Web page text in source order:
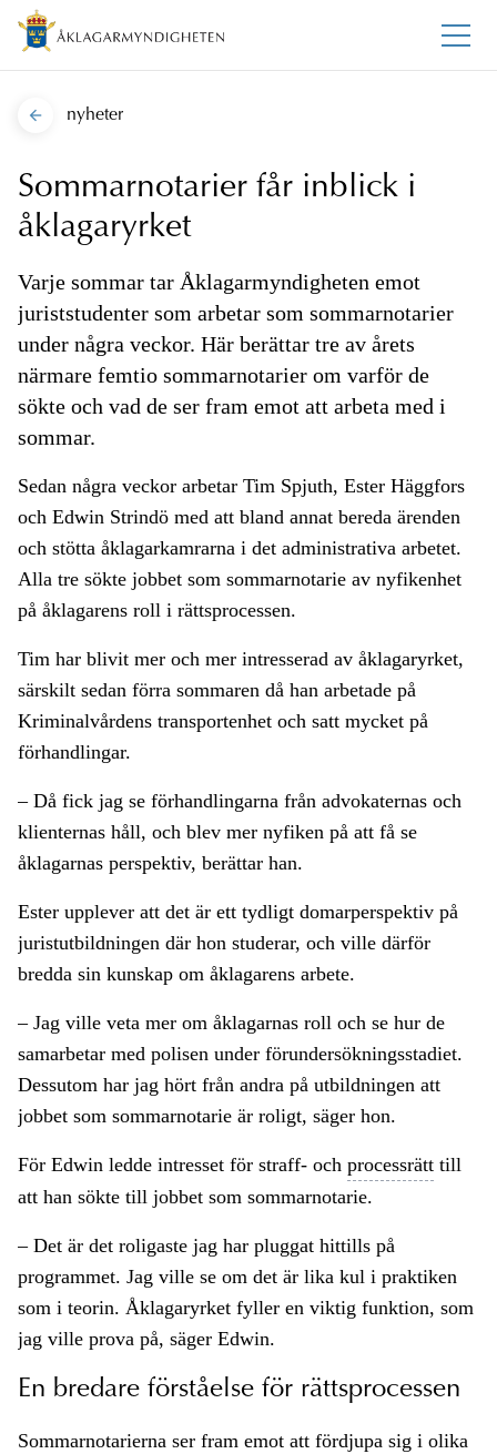
nyheter
Sommarnotarier får inblick i
åklagaryrket
Varje sommar tar Åklagarmyndigheten emot
juriststudenter som arbetar som sommarnotarier
under några veckor. Här berättar tre av årets
närmare femtio sommarnotarier om varför de
sökte och vad de ser fram emot att arbeta med i
sommar.
Sedan några veckor arbetar Tim Spjuth, Ester Häggfors
och Edwin Strindö med att bland annat bereda ärenden
och stötta åklagarkamrarna i det administrativa arbetet.
Alla tre sökte jobbet som sommarnotarie av nyfikenhet
på åklagarens roll i rättsprocessen.
Tim har blivit mer och mer intresserad av åklagaryrket,
särskilt sedan förra sommaren då han arbetade på
Kriminalvårdens transportenhet och satt mycket på
förhandlingar.
– Då fick jag se förhandlingarna från advokaternas och
klienternas håll, och blev mer nyfiken på att få se
åklagarnas perspektiv, berättar han.
Ester upplever att det är ett tydligt domarperspektiv på
juristutbildningen där hon studerar, och ville därför
bredda sin kunskap om åklagarens arbete.
– Jag ville veta mer om åklagarnas roll och se hur de
samarbetar med polisen under förundersökningsstadiet.
Dessutom har jag hört från andra på utbildningen att
jobbet som sommarnotarie är roligt, säger hon.
För Edwin ledde intresset för straff- och processrätt till
att han sökte till jobbet som sommarnotarie.
– Det är det roligaste jag har pluggat hittills på
programmet. Jag ville se om det är lika kul i praktiken
som i teorin. Åklagaryrket fyller en viktig funktion, som
jag ville prova på, säger Edwin.
En bredare förståelse för rättsprocessen
Sommarnotarierna ser fram emot att fördjupa sig i olika